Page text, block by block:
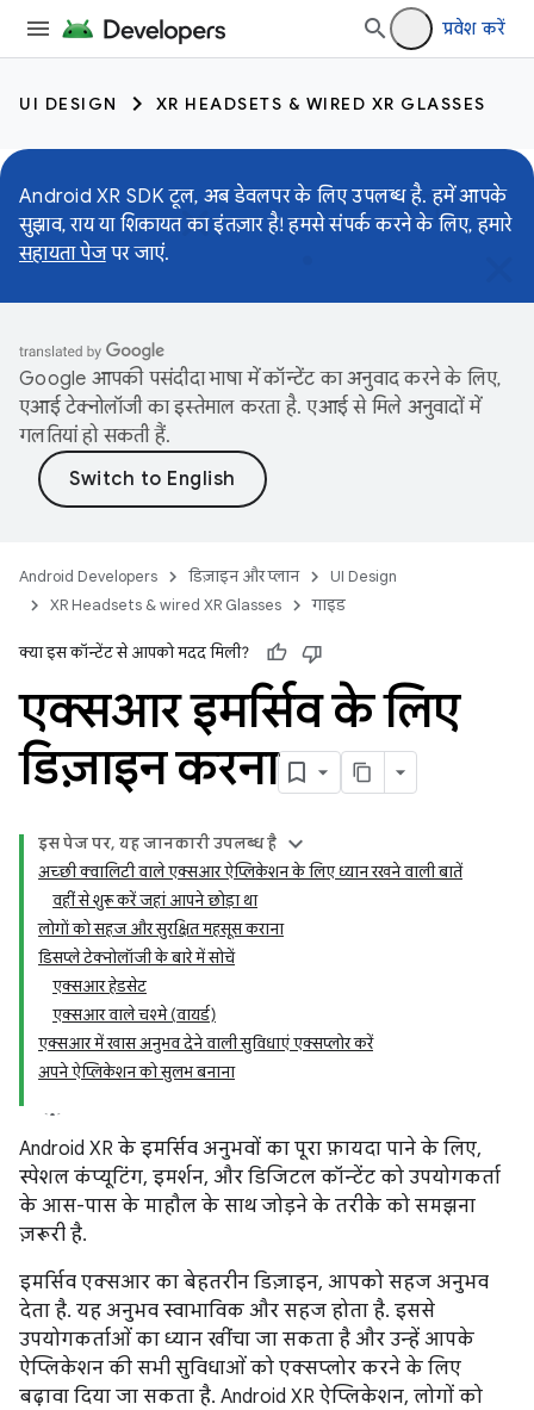
प्रवेश करें
UI DESIGN XR HEADSETS & WIRED XR GLASSES
Android XR SDK टूल, अब डेवलपर के लिए उपलब्ध है. हमें आपके
सुझाव, राय या शिकायत का इंतज़ार है! हमसे संपर्क करने के लिए, हमारे
सहायता पेजपर जाएं.
Google आपकी पसंदीदा भाषा में कॉन्टेंट का अनुवाद करने के लिए,
एआई टेक्नोलॉजी का इस्तेमाल करता है. एआई से मिले अनुवादों में
गलतियां हो सकती हैं.
Android Developers डिज़ाइन और प्लान
UI Design
XR Headsets & wired XR Glasses
गाइड
क्या इस कॉन्टेंट से आपको मदद मिली?
एक्सआर इमर्सिव के लिए
डिज़ाइन करना
इस पेज पर, यह जानकारी उपलब्ध है
अच्छी क्वालिटी वाले एक्सआर ऐप्लिकेशन के लिए ध्यान रखने वाली बातें
वहीं से शुरू करें जहां आपने छोड़ा था
लोगों को सहज और सुरक्षित महसूस कराना
डिसप्ले टेक्नोलॉजी के बारे में सोचें
एक्सआर हेडसेट
एक्सआर वाले चश्मे (वायर्ड)
एक्सआर में खास अनुभव देने वाली सुविधाएं एक्सप्लोर करें
अपने ऐप्लिकेशन को सुलभ बनाना
Android XR के इमर्सिव अनुभवों का पूरा फ़ायदा पाने के लिए,
स्पेशल कंप्यूटिंग, इमर्शन, और डिजिटल कॉन्टेंट को उपयोगकर्ता
के आस-पास के माहौल के साथ जोड़ने के तरीके को समझना
ज़रूरी है.
इमर्सिव एक्सआर का बेहतरीन डिज़ाइन, आपको सहज अनुभव
देता है. यह अनुभव स्वाभाविक और सहज होता है. इससे
उपयोगकर्ताओं का ध्यान खींचा जा सकता है और उन्हें आपके
ऐप्लिकेशन की सभी सुविधाओं को एक्सप्लोर करने के लिए
बढ़ावा दिया जा सकता है. Android XR ऐप्लिकेशन, लोगों को